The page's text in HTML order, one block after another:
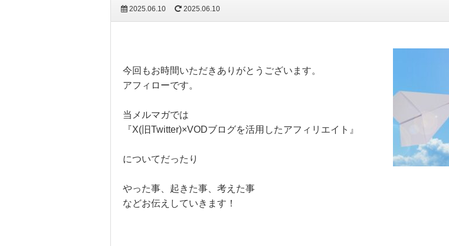
2025.06.10 2025.06.10
今回もお時間いただきありがとうございます。
アフィローです。
当メルマガでは
『X(旧Twitter)×VODブログを活用したアフィリエイト』
についてだったり
やった事、起きた事、考えた事
などお伝えしていきます！